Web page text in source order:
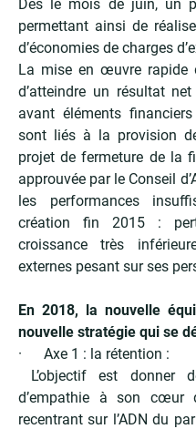
Dès le mois de juin, un
permettant ainsi de
d’économies de charges
La mise en œuvre rapide
d’atteindre un résultat
avant éléments
sont liés à la provision
projet de fermeture de la
approuvée par le Conseil
les performances
création fin 2015 :
croissance très
externes pesant sur ses
En 2018, la nouvelle
nouvelle stratégie qui se
· Axe 1 : la rétention :
L’objectif est donner
d’empathie à son cœur
recentrant sur l’ADN du